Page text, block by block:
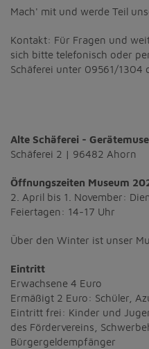
Seitenaufrufe als Statistik. Die
Übertragung an Dritte erfolgt
AnonymizeIP zur Anonymisierung
wird und nicht mehr Ihrem
Wir nutzen YouTube im
bewirkt laut YouTube, dass
Eingebundene Inhalte
eingebunden. Das können
oder auch Anwendungen einer
Mach' mit und werde Teil
Kontakt: Für Fragen und
sich bitte telefonisch oder
Schäferei unter 09561/1304
Alte Schäferei -
Schäferei 2 | 96482 Ahorn
Öffnungszeiten Museum
2. April bis 1. November:
Feiertagen: 14-17 Uhr
Über den Winter ist unser
Eintritt
Erwachsene 4 Euro
Ermäßigt 2 Euro: Schüler,
Eintritt frei: Kinder und
des Fördervereins,
Bürgergeldempfänger